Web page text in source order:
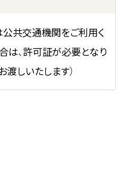
公共交通機関をご利用く
は、許可証が必要となり
しいたします）